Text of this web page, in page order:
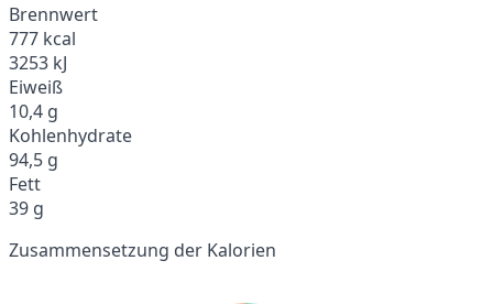
Brennwert
777 kcal
3253 kJ
Eiweiß
10,4 g
Kohlenhydrate
94,5 g
Fett
39 g
Zusammensetzung der Kalorien